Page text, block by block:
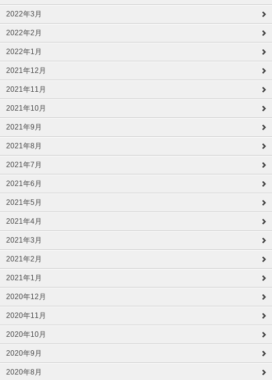
2022年3月
2022年2月
2022年1月
2021年12月
2021年11月
2021年10月
2021年9月
2021年8月
2021年7月
2021年6月
2021年5月
2021年4月
2021年3月
2021年2月
2021年1月
2020年12月
2020年11月
2020年10月
2020年9月
2020年8月